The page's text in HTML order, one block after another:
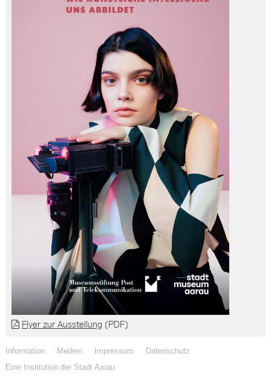
Flyer zur Ausstellung (PDF)
Information Medien Impressum
Datenschutz
Eine Institution der Stadt Aarau